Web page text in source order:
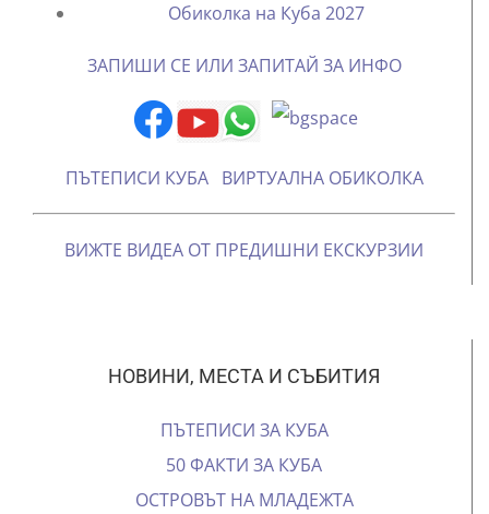
Oбиколка на Куба 2027
ЗАПИШИ СЕ ИЛИ ЗАПИТАЙ ЗА ИНФО
ПЪТЕПИСИ КУБА ВИРТУАЛНА ОБИКОЛКА
ВИЖТЕ ВИДЕА ОТ ПРЕДИШНИ ЕКСКУРЗИИ
НОВИНИ, МЕСТА И СЪБИТИЯ
ПЪТЕПИСИ ЗА КУБА
50 ФАКТИ ЗА КУБА
ОСТРОВЪТ НА МЛАДЕЖТА